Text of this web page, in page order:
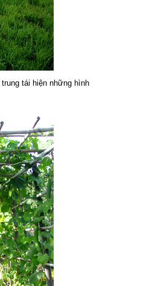
tái hiện những hình